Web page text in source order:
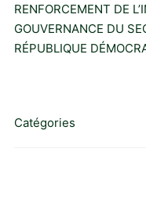
RENFORCEMENT DE
GOUVERNANCE DU
RÉPUBLIQUE
Catégories